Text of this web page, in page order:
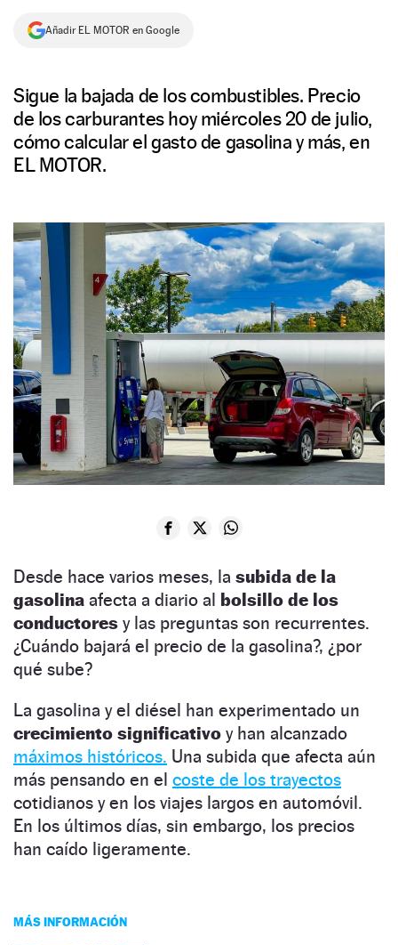
NEWSLETTER
Añadir EL MOTOR en Google
Sigue la bajada de los combustibles. Precio
de los carburantes hoy miércoles 20 de julio,
cómo calcular el gasto de gasolina y más, en
EL MOTOR.
Desde hace varios meses, la subida de la
gasolina afecta a diario al bolsillo de los
conductores y las preguntas son recurrentes.
¿Cuándo bajará el precio de la gasolina?, ¿por
qué sube?
La gasolina y el diésel han experimentado un
crecimiento significativo y han alcanzado
máximos históricos. Una subida que afecta aún
más pensando en el coste de los trayectos
cotidianos y en los viajes largos en automóvil.
En los últimos días, sin embargo, los precios
han caído ligeramente.
MÁS INFORMACIÓN